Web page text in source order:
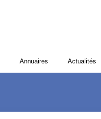
Annuaires Actualités